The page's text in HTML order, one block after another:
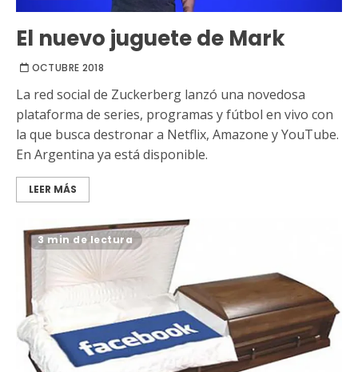
El nuevo juguete de Mark
OCTUBRE 2018
La red social de Zuckerberg lanzó una novedosa
plataforma de series, programas y fútbol en vivo con
la que busca destronar a Netflix, Amazone y YouTube.
En Argentina ya está disponible.
LEER MÁS
3 min de lectura